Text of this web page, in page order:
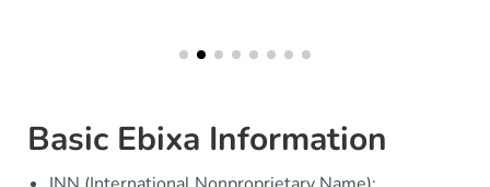
Basic Ebixa Information